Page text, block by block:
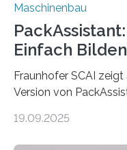
Maschinenbau
Einfach
Fraunhofer SCAI
Version von
Automobil,
19.09.2025